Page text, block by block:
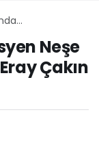
saldıran Eray
Neşe
Çakın